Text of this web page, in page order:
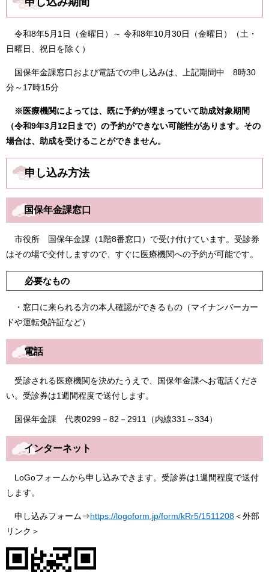
令和8年5月1日（金曜日）～ 令和8年10月30日（金曜日）（土・
日曜日、祝日を除く）
国保年金課窓口および電話での申し込みは、上記期間中 8時30
分～17時15分
※医療機関によっては、既に予約が埋まっていて助成対象期間
（令和9年3月12日まで）の予約ができない可能性があります。 その
場合は、助成を受けることができません。
申し込み方法
国保年金課窓口
市役所 国保年金課（1階8番窓口）で受け付けています。受診券
はその場で交付しますので、すぐに医療機関への予約が可能です。
必要なもの
・窓口に来られる方の本人確認ができるもの（マイナンバーカー
ドや運転免許証など）
電話
受診される医療機関を決めたうえで、国保年金課へお電話くださ
い。受診券は1週間程度で送付します。
国保年金課 代表0299－82－2911（内線331～334）
インターネット
LoGoフォームから申し込みできます。受診券は1週間程度で送付
します。
申し込みフォーム⇒https://logoform.jp/form/kRr5/1511208＜外部
リンク＞